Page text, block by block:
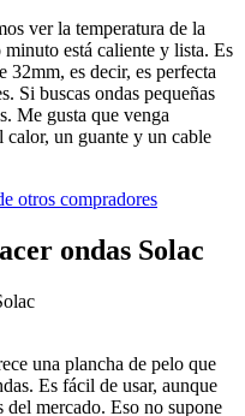
ver la temperatura de la
está caliente y lista. Es
es decir, es perfecta
Si buscas ondas pequeñas
Me gusta que venga
calor, un guante y un cable
otros compradores
ondas Solac
una plancha de pelo que
Es fácil de usar, aunque
del mercado. Eso no supone